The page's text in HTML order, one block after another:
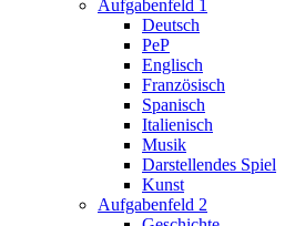
Aufgabenfeld 1
Deutsch
PeP
Englisch
Französisch
Spanisch
Italienisch
Musik
Darstellendes Spiel
Kunst
Aufgabenfeld 2